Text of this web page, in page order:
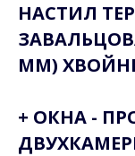
НАСТИЛ
ММ)
+ ОКНА -